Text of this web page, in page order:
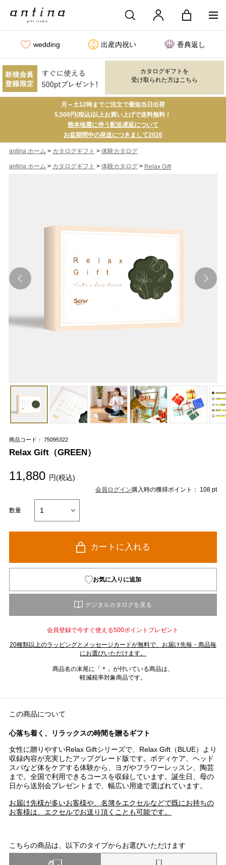
wedding 出産内祝い 香典返し
カタログギフトを
受け取られた方はこちら
月～土12時までご注文で最短当日出荷
5,500円(税込)以上お買い上げで送料無料！
熊本地震に伴う配送遅延について
お盆期間中の発送につきまして2026
antina ホーム > カタログギフト > 体験カタログ
antina ホーム > カタログギフト > 体験カタログ> Relax Gift
商品コード： 75095322
Relax Gift（GREEN）
11,880 円(税込)
会員ログイン購入時の獲得ポイント： 108 pt
数量
カートに入れる
お気に入りに追加
会員登録で今すぐ使える500ポイントプレゼント
20種類以上のラッピングとメッセージカードが無料で、お届け先毎・商品毎
にお選びいただけます。
商品名の末尾に「＊」が付いている商品は、
軽減税率対象商品です。
この商品について
心落ち着く、リラックスの時間を贈るギフト
女性に贈りやすいRelax Giftシリーズで、Relax Gift（BLUE）より
収録内容が充実したアップグレード版です。ボディケア、ヘッド
スパなど体をケアする体験から、ヨガやフラワーレッスン、陶芸
まで。全国で利用できるコースを収録しています。誕生日、母の
日から送別会プレゼントまで、幅広い用途で選ばれています。
お届け先様が多いお客様や、名簿をエクセルなどで既にお持ちの
お客様は、エクセルでお送り頂くことも可能です。
こちらの商品は、以下のタイプからお選びいただけます